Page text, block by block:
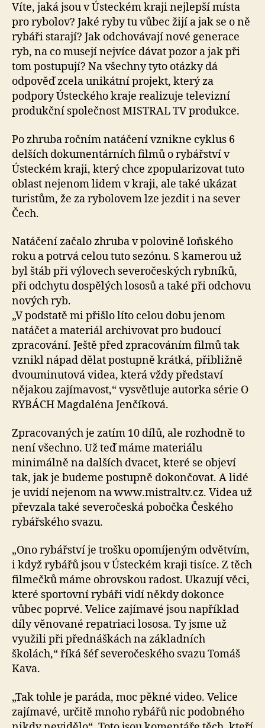
Víte, jaká jsou v Ústeckém kraji nejlepší místa
pro rybolov? Jaké ryby tu vůbec žijí a jak se o ně
rybáři starají? Jak odchovávají nové generace
ryb, na co musejí nejvíce dávat pozor a jak při
tom postupují? Na všechny tyto otázky dá
odpověď zcela unikátní projekt, který za
podpory Ústeckého kraje realizuje televizní
produkční společnost MISTRAL TV produkce.
Po zhruba ročním natáčení vznikne cyklus 6
delších dokumentárních filmů o rybářství v
Ústeckém kraji, který chce zpopularizovat tuto
oblast nejenom lidem v kraji, ale také ukázat
turistům, že za rybolovem lze jezdit i na sever
Čech.
Natáčení začalo zhruba v polovině loňského
roku a potrvá celou tuto sezónu. S kamerou už
byl štáb při výlovech severočeských rybníků,
při odchytu dospělých lososů a také při odchovu
nových ryb.
„V podstatě mi přišlo líto celou dobu jenom
natáčet a materiál archivovat pro budoucí
zpracování. Ještě před zpracováním filmů tak
vznikl nápad dělat postupně krátká, přibližně
dvouminutová videa, která vždy představí
nějakou zajímavost,“ vysvětluje autorka série O
RYBÁCH Magdaléna Jenčíková.
Zpracovaných je zatím 10 dílů, ale rozhodně to
není všechno. Už teď máme materiálu
minimálně na dalších dvacet, které se objeví
tak, jak je budeme postupně dokončovat. A lidé
je uvidí nejenom na www.mistraltv.cz. Videa už
převzala také severočeská pobočka Českého
rybářského svazu.
„Ono rybářství je trošku opomíjeným odvětvím,
i když rybářů jsou v Ústeckém kraji tisíce. Z těch
filmečků máme obrovskou radost. Ukazují věci,
které sportovní rybáři vidí někdy dokonce
vůbec poprvé. Velice zajímavé jsou například
díly věnované repatriaci lososa. Ty jsme už
využili při přednáškách na základních
školách,“ říká šéf severočeského svazu Tomáš
Kava.
„Tak tohle je paráda, moc pěkné video. Velice
zajímavé, určitě mnoho rybářů nic podobného